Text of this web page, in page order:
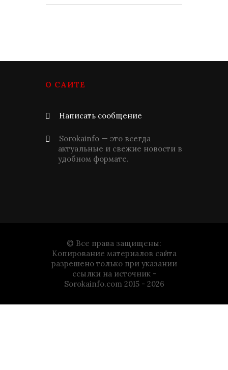
О САЙТЕ
Написать сообщение
Sorokainfo — это всегда
актуальные и свежие новости в
удобном формате.
© Все права защищены:
Копирование материалов сайта
разрешено только при указании
ссылки на источник -
Sorokainfo.com 2015 - 2026